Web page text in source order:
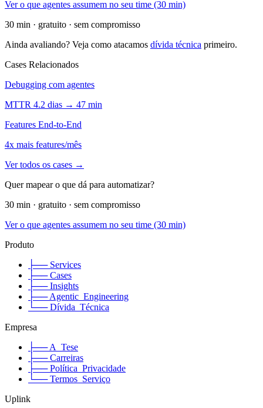
Ver o que agentes assumem no seu time (30 min)
30 min · gratuito · sem compromisso
Ainda avaliando? Veja como atacamos dívida técnica primeiro.
Cases Relacionados
Debugging com agentes
MTTR 4.2 dias → 47 min
Features End-to-End
4x mais features/mês
Ver todos os cases →
Quer mapear o que dá para automatizar?
30 min · gratuito · sem compromisso
Ver o que agentes assumem no seu time (30 min)
Produto
├── Services
├── Cases
├── Insights
├── Agentic_Engineering
└── Dívida_Técnica
Empresa
├── A_Tese
├── Carreiras
├── Política_Privacidade
└── Termos_Serviço
Uplink